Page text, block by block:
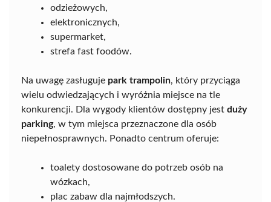
odzieżowych,
elektronicznych,
supermarket,
strefa fast foodów.
Na uwagę zasługuje park trampolin, który przyciąga
wielu odwiedzających i wyróżnia miejsce na tle
konkurencji. Dla wygody klientów dostępny jest duży
parking, w tym miejsca przeznaczone dla osób
niepełnosprawnych. Ponadto centrum oferuje:
toalety dostosowane do potrzeb osób na
wózkach,
plac zabaw dla najmłodszych.